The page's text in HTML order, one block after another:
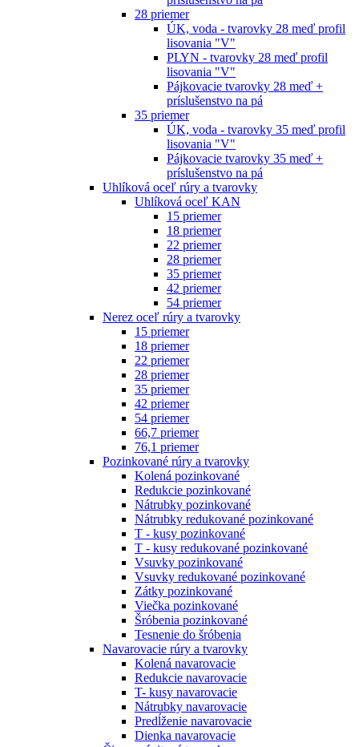
28 priemer
ÚK, voda - tvarovky 28 meď profil
lisovania "V"
PLYN - tvarovky 28 meď profil
lisovania "V"
Pájkovacie tvarovky 28 meď +
príslušenstvo na pá
35 priemer
ÚK, voda - tvarovky 35 meď profil
lisovania "V"
Pájkovacie tvarovky 35 meď +
príslušenstvo na pá
Uhlíková oceľ rúry a tvarovky
Uhlíková oceľ KAN
15 priemer
18 priemer
22 priemer
28 priemer
35 priemer
42 priemer
54 priemer
Nerez oceľ rúry a tvarovky
15 priemer
18 priemer
22 priemer
28 priemer
35 priemer
42 priemer
54 priemer
66,7 priemer
76,1 priemer
Pozinkované rúry a tvarovky
Kolená pozinkované
Redukcie pozinkované
Nátrubky pozinkované
Nátrubky redukované pozinkované
T - kusy pozinkované
T - kusy redukované pozinkované
Vsuvky pozinkované
Vsuvky redukované pozinkované
Zátky pozinkované
Viečka pozinkované
Šróbenia pozinkované
Tesnenie do šróbenia
Navarovacie rúry a tvarovky
Kolená navarovacie
Redukcie navarovacie
T- kusy navarovacie
Nátrubky navarovacie
Predĺženie navarovacie
Dienka navarovacie